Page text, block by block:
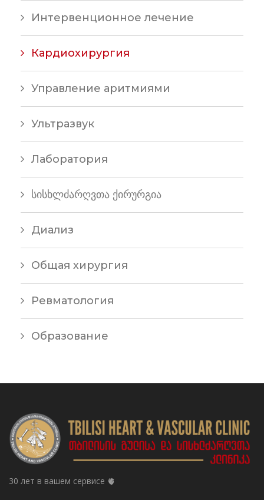
Интервенционное лечение
Кардиохирургия
Управление аритмиями
Ультразвук
Лаборатория
სისხლძარღვთა ქირურგია
Диализ
Общая хирургия
Ревматология
Образование
30 лет в вашем сервисе 🫀